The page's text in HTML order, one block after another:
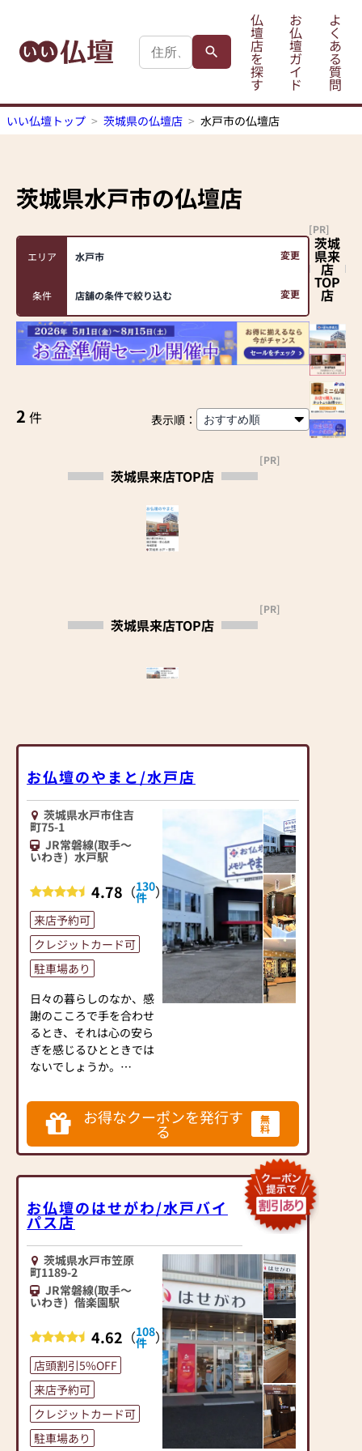
仏
壇
店
を
探
す
お
仏
壇
ガ
イ
ド
よ
く
あ
る
質
問
いい仏壇トップ 茨城県の仏壇店 水戸市の仏壇店
茨城県水戸市の仏壇店
エリア 水戸市 変更
条件 店舗の条件で絞り込む 変更
2 件 表示順：
茨城県来店TOP店
[PR]
茨城県来店TOP店
[PR]
お仏壇のやまと/水戸店
茨城県水戸市住吉
町75-1
JR常磐線(取手～
いわき) 水戸駅
4.78 （130
件 ）
来店予約可
クレジットカード可
駐車場あり
日々の暮らしのなか、感
謝のこころで手を合わせ
るとき、それは心の安ら
ぎを感じるひとときでは
ないでしょうか。
らい自分自身と向き合う
場所です。 大切な方々
への想いを託す場所だか
らこそ、お客様には納得
私たちは、地域の仏壇店
として多様な商品を取り
気持ちを汲んだご提案、
変化する生活様式にあわ
せた最適なご提案ができ
ればと考えております。
存在となりますように、
心を込めてお手伝いをさ
せて頂きます。
新型コロナウイルス感染
拡大防止対策
１、店内に消毒液を設置
お得なクーポンを発行す
る
無
料
お仏壇のはせがわ/水戸バイ
パス店
茨城県水戸市笠原
町1189-2
JR常磐線(取手～
いわき) 偕楽園駅
4.62 （108
件 ）
店頭割引5%OFF
来店予約可
クレジットカード可
駐車場あり
茨城
県来
店
TOP
店
[PR]